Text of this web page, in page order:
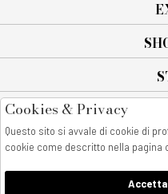
All rights reserved - © Copyright
AnyAnyluxury srl - Sede
castellammare di stabia - Italia
Cookies & Privacy
Questo sito si avvale di cookie di
cookie come descritto nella pagina